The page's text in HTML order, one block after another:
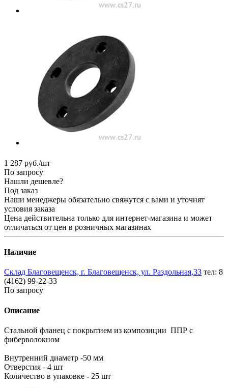
1 287 руб./шт
По запросу
Нашли дешевле?
Под заказ
Наши менеджеры обязательно свяжутся с вами и уточнят
условия заказа
Цена действительна только для интернет-магазина и может
отличаться от цен в розничных магазинах
Наличие
Склад Благовещенск, г. Благовещенск, ул. Раздольная,33 тел: 8
(4162) 99-22-33
По запросу
Описание
Стальной фланец с покрытием из композиции ППР с
фиберволокном
Внутренний диаметр -50 мм
Отверстия - 4 шт
Количество в упаковке - 25 шт